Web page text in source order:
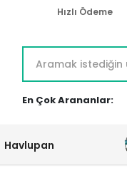
Hızlı Ödeme
En Çok Arananlar:
Havlupan